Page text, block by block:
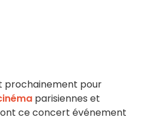
prochainement pour
parisiennes et
ce concert événement